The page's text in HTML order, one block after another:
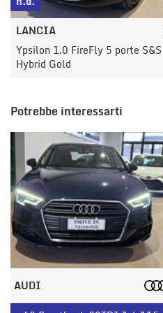
LANCIA
Ypsilon 1.0 FireFly 5 porte S&S
Hybrid Gold
Potrebbe interessarti
AUDI